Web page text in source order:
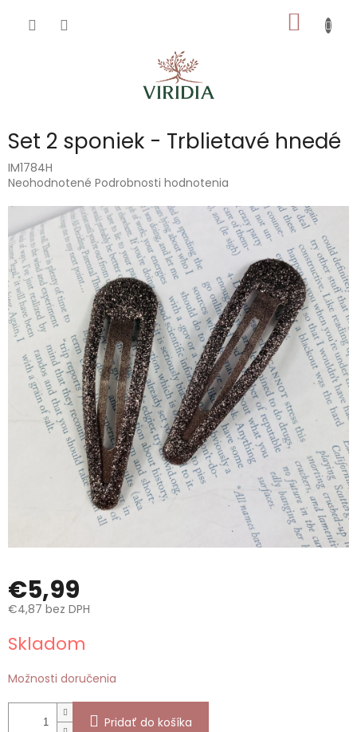
KOŠÍK
Set 2 sponiek - Trblietavé hnedé
IM1784H
Priemerné
produktu
je
0,0
z
5
hviezdičiek.
Neohodnotené Podrobnosti hodnotenia
€5,99
€4,87 bez DPH
cena:
Skladom
Možnosti doručenia
Pridať do košíka